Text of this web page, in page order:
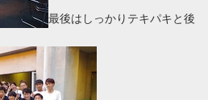
最後はしっかりテキパキと後